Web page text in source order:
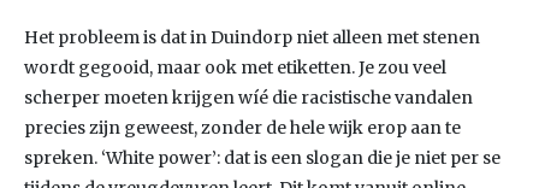
Het probleem is dat in Duindorp niet alleen met stenen
wordt gegooid, maar ook met etiketten. Je zou veel
scherper moeten krijgen wíé die racistische vandalen
precies zijn geweest, zonder de hele wijk erop aan te
spreken. ‘White power’: dat is een slogan die je niet per se